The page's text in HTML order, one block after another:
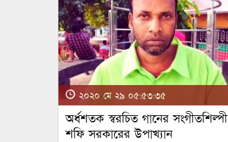
২০২০ মে ২৯ ০৫:৫৩:৩৫
অর্ধশতক স্বরচিত গানের সংগীতশিল্পী
শফি সরকারের উপাখ্যান